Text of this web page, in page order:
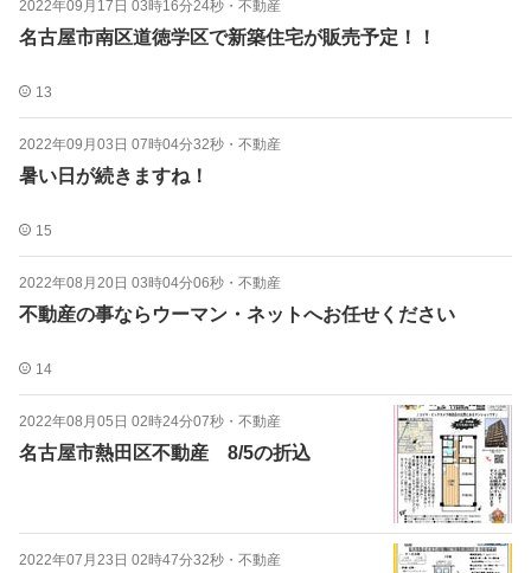
2022年09月17日 03時16分24秒 ・ 不動産
名古屋市南区道徳学区で新築住宅が販売予定！！
13
2022年09月03日 07時04分32秒 ・ 不動産
暑い日が続きますね！
15
2022年08月20日 03時04分06秒 ・ 不動産
不動産の事ならウーマン・ネットへお任せください
14
2022年08月05日 02時24分07秒 ・ 不動産
名古屋市熱田区不動産 8/5の折込
2022年07月23日 02時47分32秒 ・ 不動産